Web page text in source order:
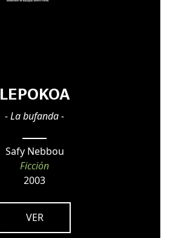
LEPOKOA
- La bufanda -
Safy Nebbou
Ficción
2003
VER